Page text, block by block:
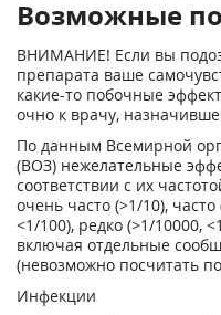
Возможные
ВНИМАНИЕ! Если вы
препарата ваше
какие-то побочные
очно к врачу,
По данным Всемирной
(ВОЗ) нежелательные
соответствии с их
очень часто (>1/10),
<1/100), редко (>1/10000,
включая отдельные
(невозможно посчитать
Инфекции